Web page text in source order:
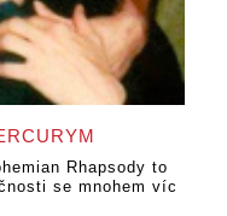
Rhapsody to
se mnohem víc